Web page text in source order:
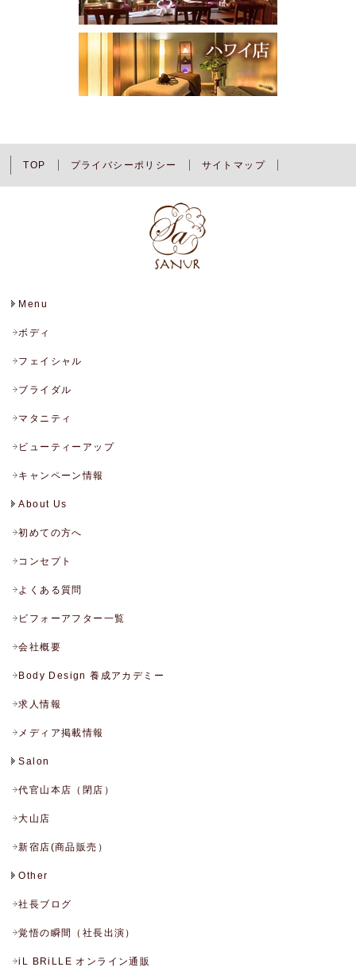
TOP プライバシーポリシー サイトマップ
Menu
ボディ
フェイシャル
ブライダル
マタニティ
ビューティーアップ
キャンペーン情報
About Us
初めての方へ
コンセプト
よくある質問
ビフォーアフター一覧
会社概要
Body Design 養成アカデミー
求人情報
メディア掲載情報
Salon
代官山本店（閉店）
大山店
新宿店(商品販売）
Other
社長ブログ
覚悟の瞬間（社長出演）
iL BRiLLE オンライン通販